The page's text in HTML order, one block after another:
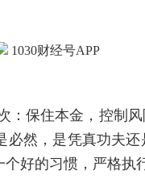
财经号APP
1030
保住本金，控制风
然，是凭真功夫
好的习惯，严格执